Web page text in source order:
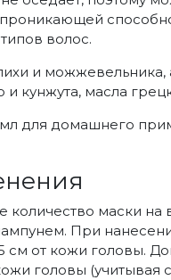
волос.
и
и кунжута, масла
мл для домашнего
количество маски
При
5 см от кожи головы.
головы (учитывая